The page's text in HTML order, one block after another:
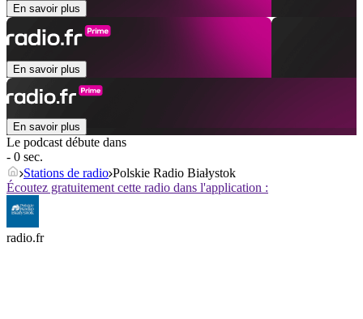
En savoir plus
En savoir plus
En savoir plus
Le podcast débute dans
- 0 sec.
Stations de radio Polskie Radio Białystok
Écoutez gratuitement cette radio dans l'application :
radio.fr